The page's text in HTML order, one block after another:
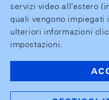
servizi video all'estero
quali vengono impiegati
ulteriori informazioni
impostazioni.